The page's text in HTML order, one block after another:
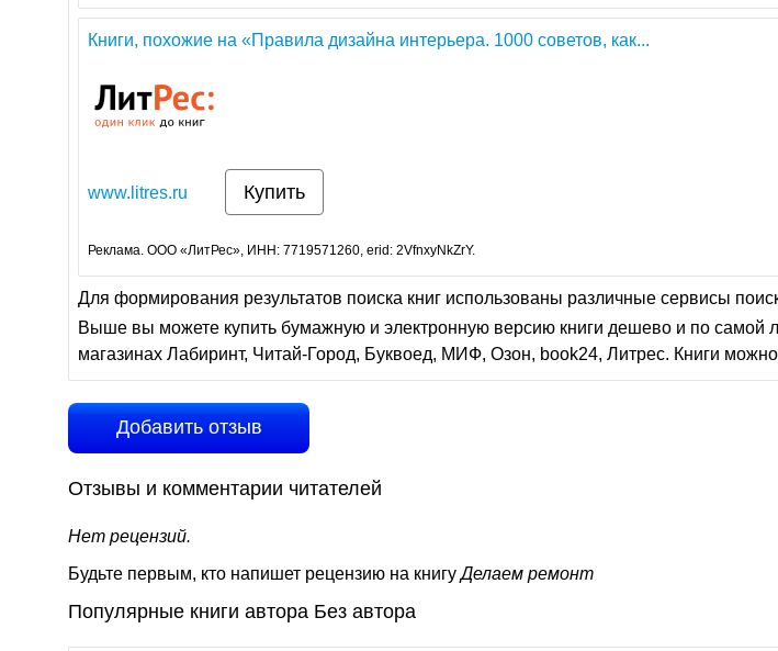
Книги, похожие на «Правила дизайна интерьера. 1000 советов, как...
www.litres.ru Купить
Реклама. ООО «ЛитРес», ИНН: 7719571260, erid: 2VfnxyNkZrY.
Для формирования результатов поиска книг использованы различные сервисы
Выше вы можете купить бумажную и электронную версию книги дешево и по самой
магазинах Лабиринт, Читай-Город, Буквоед, МИФ, Озон, book24, Литрес. Книги
Добавить отзыв
Отзывы и комментарии читателей
Нет рецензий.
Будьте первым, кто напишет рецензию на книгуДелаем ремонт
Популярные книги автора Без автора